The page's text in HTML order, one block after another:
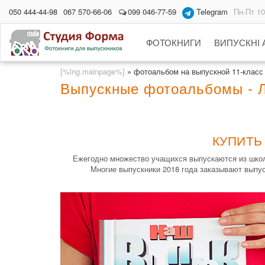
050 444-44-98 067 570-66-06 099 046-77-59 Telegram Пн-Пт
ФОТОКНИГИ
[%lng.mainpage%] » фотоальбом на выпускной 11-класс
Выпускные фотоальбомы -
Ежегодно множество учащихся выпускаются из
Многие выпускники 2018 года заказывают